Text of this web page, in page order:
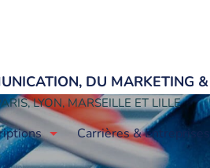
DU MARKETING
LYON, MARSEILLE ET LILLE
Carrières & Entreprises